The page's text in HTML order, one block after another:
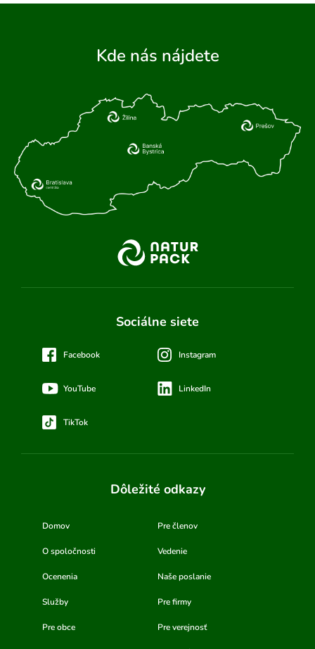
Kde nás nájdete
Sociálne siete
Facebook Instagram
YouTube LinkedIn
TikTok
Dôležité odkazy
Domov Pre členov
O spoločnosti Vedenie
Ocenenia Naše poslanie
Služby Pre firmy
Pre obce Pre verejnosť